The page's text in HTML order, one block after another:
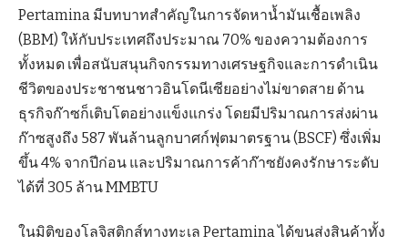
Pertamina มีบทบาทสำคัญในการจัดหาน้ำมันเชื้อเพลิง
(BBM) ให้กับประเทศถึงประมาณ 70% ของความต้องการ
ทั้งหมด เพื่อสนับสนุนกิจกรรมทางเศรษฐกิจและการดำเนิน
ชีวิตของประชาชนชาวอินโดนีเซียอย่างไม่ขาดสาย ด้าน
ธุรกิจก๊าซก็เติบโตอย่างแข็งแกร่ง โดยมีปริมาณการส่งผ่าน
ก๊าซสูงถึง 587 พันล้านลูกบาศก์ฟุตมาตรฐาน (BSCF) ซึ่งเพิ่ม
ขึ้น 4% จากปีก่อน และปริมาณการค้าก๊าซยังคงรักษาระดับ
ได้ที่ 305 ล้าน MMBTU
ในมิติของโลจิสติกส์ทางทะเล Pertamina ได้ขนส่งสินค้าทั้ง